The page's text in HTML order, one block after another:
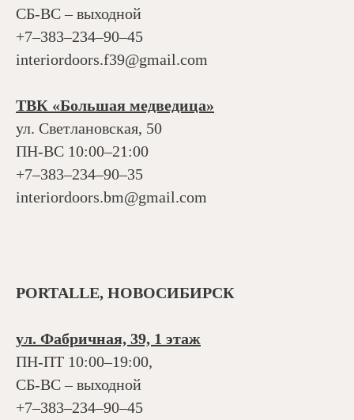
СБ-ВС – выходной
+7‒383‒234‒90‒45
interiordoors.f39@gmail.com
ТВК «Большая медведица»
ул. Светлановская, 50
ПН-ВС 10:00–21:00
+7‒383‒234‒90‒35
interiordoors.bm@gmail.com
PORTALLE, НОВОСИБИРСК
ул. Фабричная, 39, 1 этаж
ПН-ПТ 10:00–19:00,
СБ-ВС – выходной
+7‒383‒234‒90‒45